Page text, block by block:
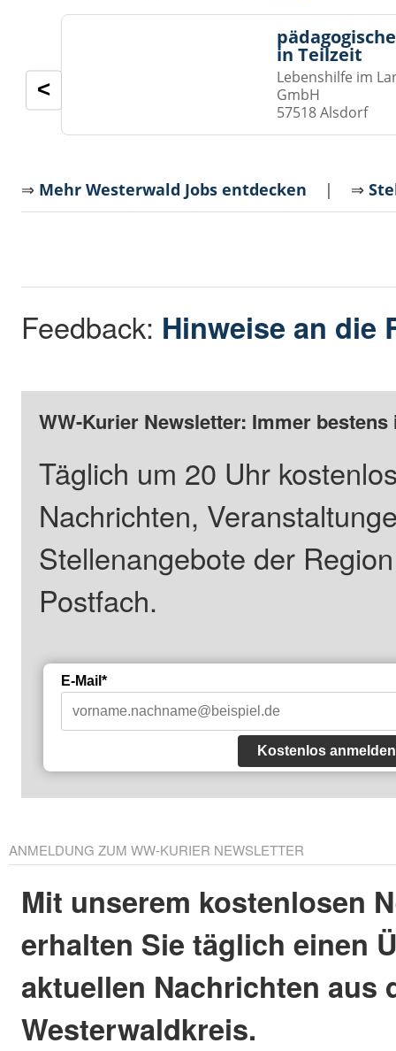
in Teilzeit
Lebenshilfe im
GmbH
57518 Alsdorf
<
⇒ Mehr Westerwald Jobs entdecken | ⇒
Feedback: Hinweise an die
WW-Kurier Newsletter: Immer
Täglich um 20 Uhr
Nachrichten,
Stellenangebote der
Postfach.
E-Mail*
Kostenlos anmelden
ANMELDUNG ZUM WW-KURIER NEWSLETTER
Mit unserem kostenlosen
erhalten Sie täglich einen
aktuellen Nachrichten aus
Westerwaldkreis.